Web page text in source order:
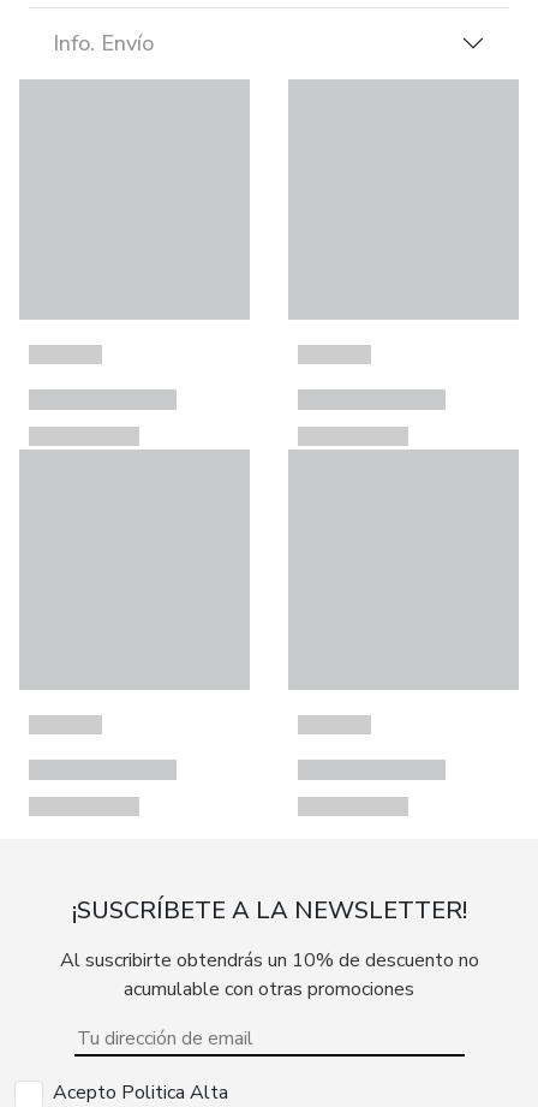
Info. Envío
¡SUSCRÍBETE A LA NEWSLETTER!
Al suscribirte obtendrás un 10% de descuento no
acumulable con otras promociones
Acepto Politica Alta